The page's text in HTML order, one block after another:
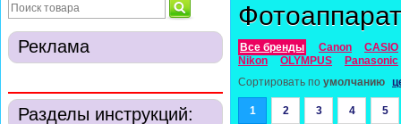
Реклама
Разделы инструкций:
Все бренды Canon
CASIO
Nikon
OLYMPUS
Panasonic
Сортировать по умолчанию
1 2 3 4 5